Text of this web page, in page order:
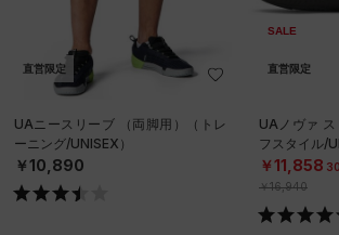
直営限定
UAニースリーブ （両脚用）（トレ
ーニング/UNISEX）
￥10,890
SALE
直営限定
UAノヴァ
フスタイル/
￥11,858
￥16,940